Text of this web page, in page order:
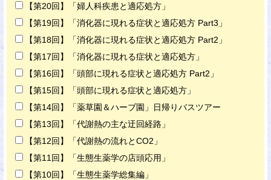
【第20回】「婦人科疾患と適応処方」
【第19回】「消化器に現れる症状と適応処方 Part3」
【第18回】「消化器に現れる症状と適応処方 Part2」
【第17回】「消化器に現れる症状と適応処方」
【第16回】「頭部に現れる症状と適応処方 Part2」
【第15回】「頭部に現れる症状と適応処方」
【第14回】「薬草園＆ハーブ園」日帰りバスツアー
【第13回】「代謝熱の主な迂回経路」
【第12回】「代謝熱の流れとCO2」
【第11回】「生態生薬学の店頭応用」
【第10回】「生態生薬学総集編」